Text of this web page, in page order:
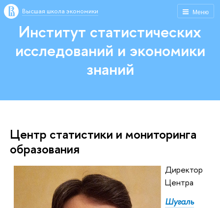
Меню
Высшая школа экономики
Институт статистических
исследований и экономики
знаний
Центр статистики и мониторинга
образования
Директор
Центра
Шугаль